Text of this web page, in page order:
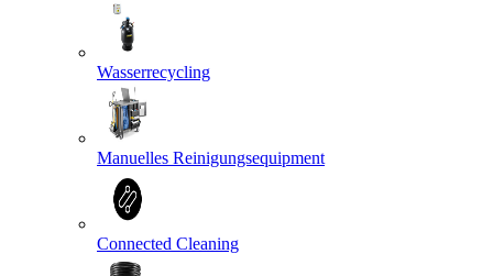
Wasserrecycling
Manuelles Reinigungsequipment
Connected Cleaning